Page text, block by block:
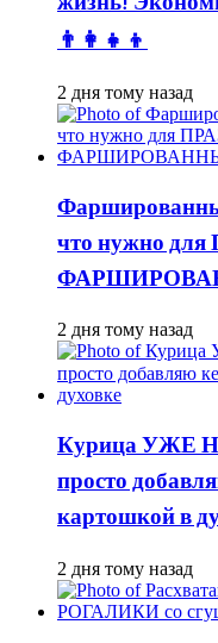
👨👩👧👦
2 дня тому назад
что нужно
2 дня тому назад
Курица УЖЕ
просто
картошкой в
2 дня тому назад